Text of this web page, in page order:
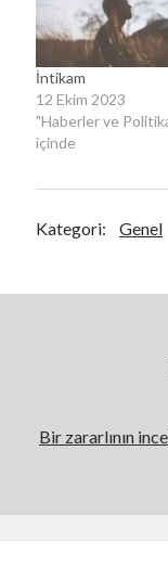
İntikam
12 Ekim 2023
"Haberler ve
içinde
Kategori: Genel
Bir zararlının